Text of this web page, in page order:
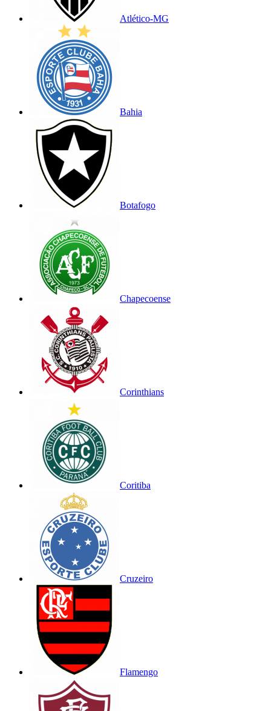
Atlético-MG
Bahia
Botafogo
Chapecoense
Corinthians
Coritiba
Cruzeiro
Flamengo